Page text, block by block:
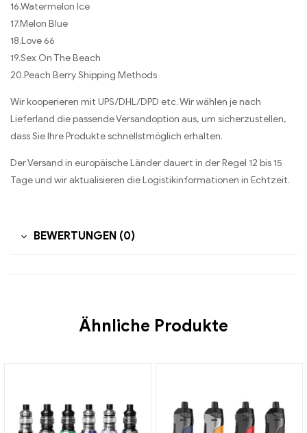
16.Watermelon Ice
17.Melon Blue
18.Love 66
19.Sex On The Beach
20.Peach Berry Shipping Methods
Wir kooperieren mit UPS/DHL/DPD etc. Wir wählen je nach
Lieferland die passende Versandoption aus, um sicherzustellen,
dass Sie Ihre Produkte schnellstmöglich erhalten.
Der Versand in europäische Länder dauert in der Regel 12 bis 15
Tage und wir aktualisieren die Logistikinformationen in Echtzeit.
BEWERTUNGEN (0)
Ähnliche Produkte